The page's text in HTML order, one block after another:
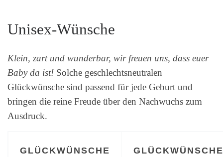
Unisex-Wünsche
Klein, zart und wunderbar, wir freuen uns, dass euer
Baby da ist! Solche geschlechtsneutralen
Glückwünsche sind passend für jede Geburt und
bringen die reine Freude über den Nachwuchs zum
Ausdruck.
GLÜCKWÜNSCHE
GLÜCKWÜNSCHE